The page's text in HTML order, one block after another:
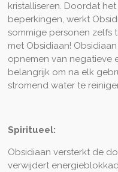
kristalliseren. Doordat
beperkingen, werkt
sommige personen zelfs
met Obsidiaan!
opnemen van negatieve
belangrijk om na elk
stromend water te
Spiritueel:
Obsidiaan versterkt de
verwijdert